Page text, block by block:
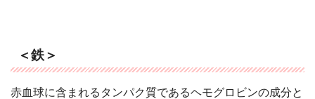
＜鉄＞
赤血球に含まれるタンパク質であるヘモグロビンの成分と